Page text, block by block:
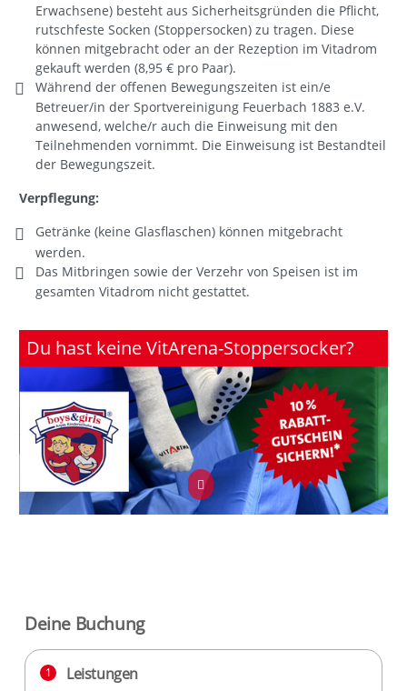
Erwachsene) besteht aus Sicherheitsgründen die Pflicht,
rutschfeste Socken (Stoppersocken) zu tragen. Diese
können mitgebracht oder an der Rezeption im Vitadrom
gekauft werden (8,95 € pro Paar).
Während der offenen Bewegungszeiten ist ein/e
Betreuer/in der Sportvereinigung Feuerbach 1883 e.V.
anwesend, welche/r auch die Einweisung mit den
Teilnehmenden vornimmt. Die Einweisung ist Bestandteil
der Bewegungszeit.
Verpflegung:
Getränke (keine Glasflaschen) können mitgebracht
werden.
Das Mitbringen sowie der Verzehr von Speisen ist im
gesamten Vitadrom nicht gestattet.
Du hast keine VitArena-Stoppersocker?
auf die VitArena!Also, worauf wartest du noch?
mehr